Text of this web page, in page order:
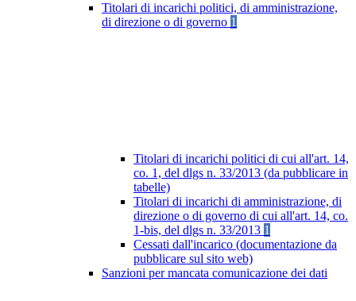
Titolari di incarichi politici, di amministrazione,
di direzione o di governo 1
Titolari di incarichi politici di cui all'art. 14,
co. 1, del dlgs n. 33/2013 (da pubblicare in
tabelle)
Titolari di incarichi di amministrazione, di
direzione o di governo di cui all'art. 14, co.
1-bis, del dlgs n. 33/2013 1
Cessati dall'incarico (documentazione da
pubblicare sul sito web)
Sanzioni per mancata comunicazione dei dati